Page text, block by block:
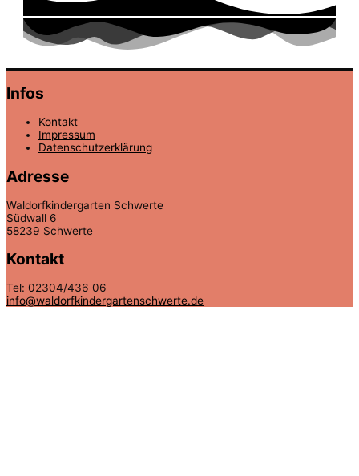
Infos
Kontakt
Impressum
Datenschutzerklärung
Adresse
Waldorfkindergarten Schwerte
Südwall 6
58239 Schwerte
Kontakt
Tel: 02304/436 06
info@waldorfkindergartenschwerte.de